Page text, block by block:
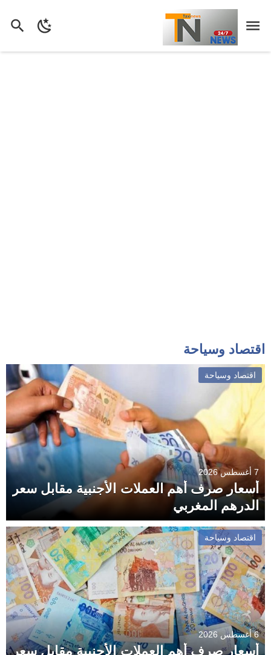
اقتصاد وسياحة
اقتصاد وسياحة
7 أغسطس 2026
أسعار صرف أهم العملات الأجنبية مقابل سعر
الدرهم المغربي
اقتصاد وسياحة
6 أغسطس 2026
أسعار صرف أهم العملات الأجنبية مقابل سعر